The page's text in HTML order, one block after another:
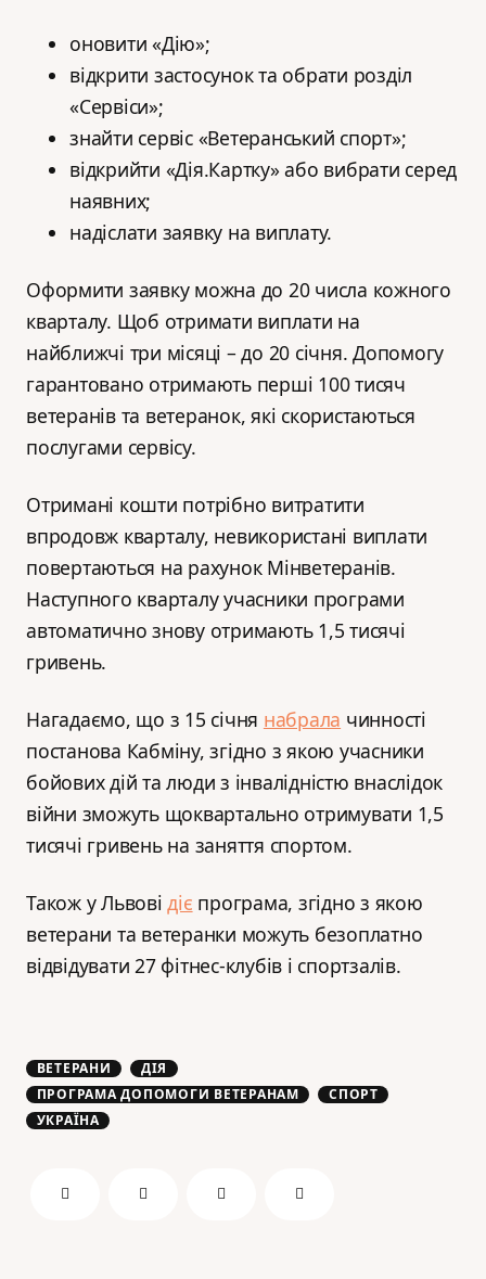
оновити «Дію»;
відкрити застосунок та обрати розділ
«Сервіси»;
знайти сервіс «Ветеранський спорт»;
відкрийти «Дія.Картку» або вибрати серед
наявних;
надіслати заявку на виплату.
Оформити заявку можна до 20 числа кожного
кварталу. Щоб отримати виплати на
найближчі три місяці – до 20 січня. Допомогу
гарантовано отримають перші 100 тисяч
ветеранів та ветеранок, які скористаються
послугами сервісу.
Отримані кошти потрібно витратити
впродовж кварталу, невикористані виплати
повертаються на рахунок Мінветеранів.
Наступного кварталу учасники програми
автоматично знову отримають 1,5 тисячі
гривень.
Нагадаємо, що з 15 січня набрала чинності
постанова Кабміну, згідно з якою учасники
бойових дій та люди з інвалідністю внаслідок
війни зможуть щоквартально отримувати 1,5
тисячі гривень на заняття спортом.
Також у Львовідіє програма, згідно з якою
ветерани та ветеранки можуть безоплатно
відвідувати 27 фітнес-клубів і спортзалів.
ВЕТЕРАНИ
ДІЯ
ПРОГРАМА ДОПОМОГИ ВЕТЕРАНАМ
СПОРТ
УКРАЇНА